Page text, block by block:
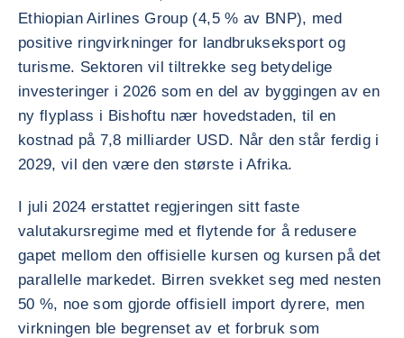
Ethiopian Airlines Group (4,5 % av BNP), med
positive ringvirkninger for landbrukseksport og
turisme. Sektoren vil tiltrekke seg betydelige
investeringer i 2026 som en del av byggingen av en
ny flyplass i Bishoftu nær hovedstaden, til en
kostnad på 7,8 milliarder USD. Når den står ferdig i
2029, vil den være den største i Afrika.
I juli 2024 erstattet regjeringen sitt faste
valutakursregime med et flytende for å redusere
gapet mellom den offisielle kursen og kursen på det
parallelle markedet. Birren svekket seg med nesten
50 %, noe som gjorde offisiell import dyrere, men
virkningen ble begrenset av et forbruk som